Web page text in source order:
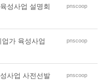
성사업 설명회
pnscoop
가 육성사업
pnscoop
사업 사전선발
pnscoop